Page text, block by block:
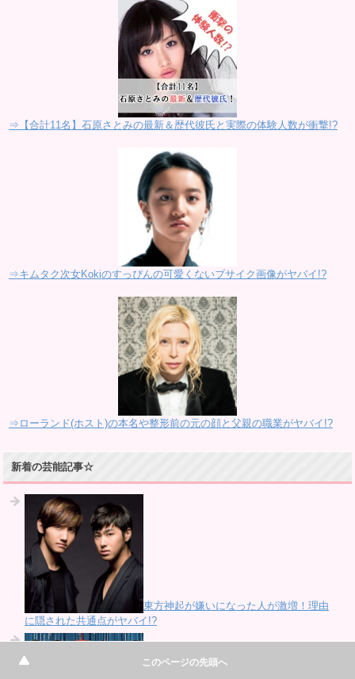
⇒【合計11名】石原さとみの最新＆歴代彼氏と実際の体験人数が衝撃!?
⇒キムタク次女Kokiのすっぴんの可愛くないブサイク画像がヤバイ!?
⇒ローランド(ホスト)の本名や整形前の元の顔と父親の職業がヤバイ!?
新着の芸能記事☆
東方神起が嫌いになった人が激増！理由
に隠された共通点がヤバイ!?
このページの先頭へ